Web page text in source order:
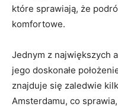
które‍ sprawiają, że
komfortowe.
Jednym z największych
⁢jego doskonałe
znajduje się zaledwie
Amsterdamu, co